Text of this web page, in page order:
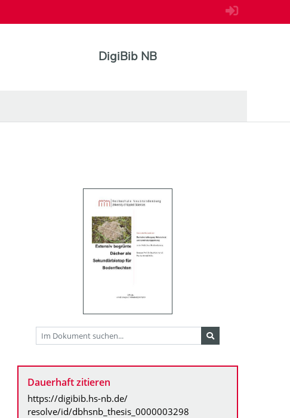
DigiBib NB
Dauerhaft zitieren
https://digibib.hs-nb.de/
resolve/id/dbhsnb_thesis_0000003298